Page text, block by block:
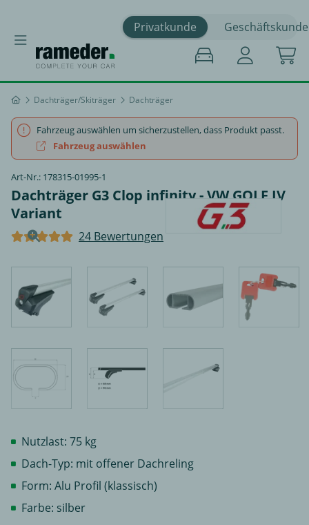
Privatkunde Geschäftskunde
Dachträger/Skiträger Dachträger
Fahrzeug auswählen um sicherzustellen, dass Produkt passt.
Fahrzeug auswählen
Art-Nr.: 178315-01995-1
Dachträger G3 Clop infinity - VW GOLF IV
Variant
24 Bewertungen
Nutzlast: 75 kg
Dach-Typ: mit offener Dachreling
Form: Alu Profil (klassisch)
Farbe: silber